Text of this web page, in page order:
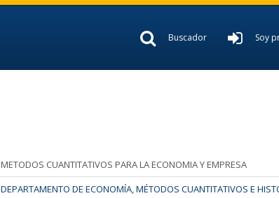
Buscador Soy
METODOS CUANTITATIVOS PARA LA ECONOMIA Y EMPRESA
DEPARTAMENTO DE ECONOMÍA, MÉTODOS CUANTITATIVOS E